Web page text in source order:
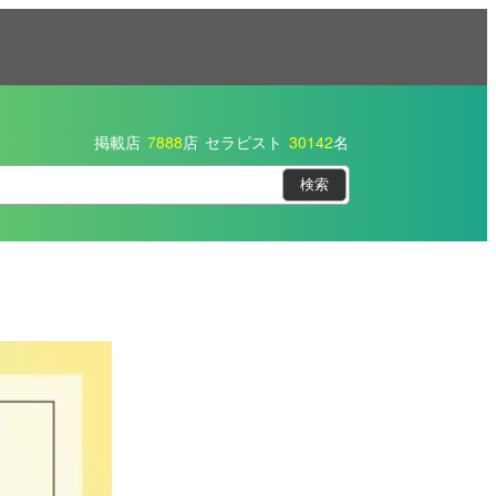
掲載店 7888店 セラピスト 30142名